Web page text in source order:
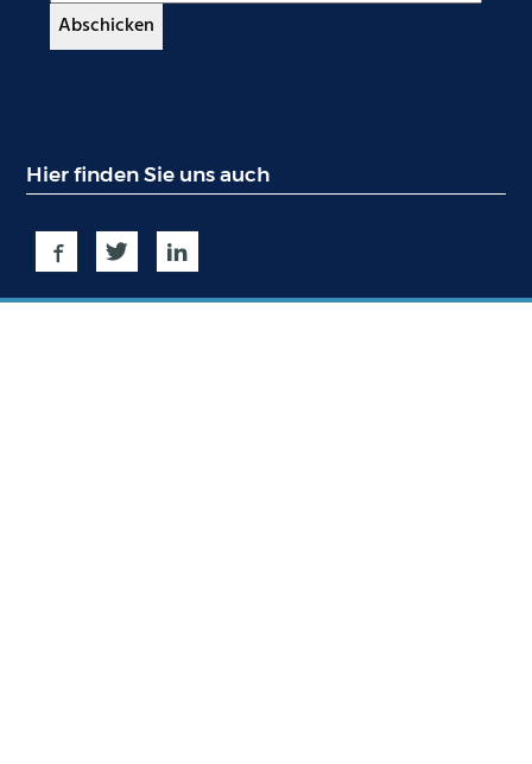
Hier finden Sie uns auch